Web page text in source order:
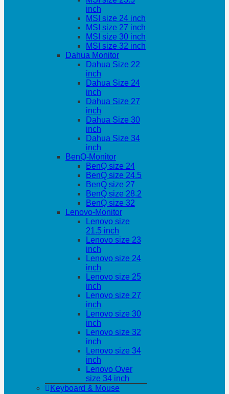
inch
MSI size 24 inch
MSI size 27 inch
MSI size 30 inch
MSI size 32 inch
Dahua Monitor
Dahua Size 22
inch
Dahua Size 24
inch
Dahua Size 27
inch
Dahua Size 30
inch
Dahua Size 34
inch
BenQ-Monitor
BenQ size 24
BenQ size 24.5
BenQ size 27
BenQ size 28.2
BenQ size 32
Lenovo-Monitor
Lenovo size
21.5 inch
Lenovo size 23
inch
Lenovo size 24
inch
Lenovo size 25
inch
Lenovo size 27
inch
Lenovo size 30
inch
Lenovo size 32
inch
Lenovo size 34
inch
Lenovo Over
size 34 inch
Keyboard & Mouse